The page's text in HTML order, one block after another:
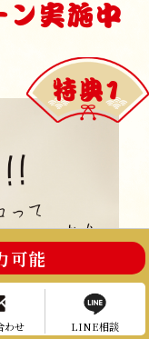
可能
わせ LINE相談
ン実施中
特典1